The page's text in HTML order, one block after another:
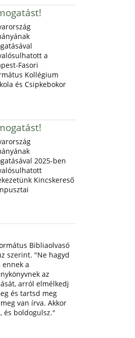
a
Fasori
Kollégium
és Csipkebokor
2025-ben
Kincskereső
Bibliaolvasó
szerint. "Ne hagyd
ennek a
az
arról elmélkedj
és tartsd meg
van írva. Akkor
és boldogulsz."